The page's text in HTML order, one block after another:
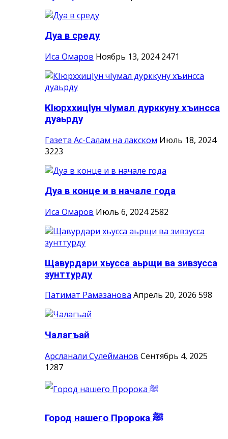
Дуа в среду
Иса Омаров Ноябрь 13, 2024 2471
КIюрххицIун чIумал дурккуну хъинсса
дуаьрду
Газета Ас-Салам на лакском Июль 18, 2024
3223
Дуа в конце и в начале года
Иса Омаров Июль 6, 2024 2582
Щавурдари хьусса аьрщи ва зивзусса
зунттурду
Патимат Рамазанова Апрель 20, 2026 598
Чалагъай
Арсланали Сулейманов Сентябрь 4, 2025
1287
Город нашего Пророка ‎ﷺ